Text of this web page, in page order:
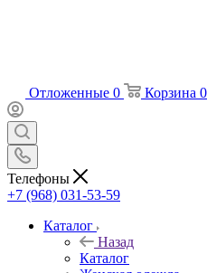
Отложенные 0 Корзина 0
Телефоны
+7 (968) 031-53-59
Каталог
Назад
Каталог